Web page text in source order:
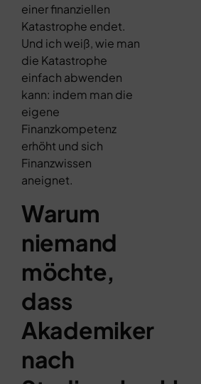
einer finanziellen
Katastrophe endet.
Und ich weiß, wie man
die Katastrophe
einfach abwenden
kann: indem man die
eigene
Finanzkompetenz
erhöht und sich
Finanzwissen
aneignet.
Warum
niemand
möchte,
dass
Akademiker
nach